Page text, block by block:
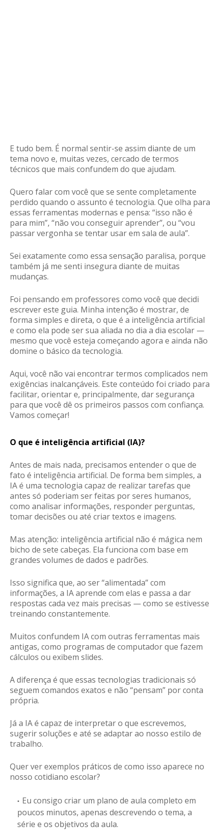
E tudo bem. É normal sentir-se assim diante de um
tema novo e, muitas vezes, cercado de termos
técnicos que mais confundem do que ajudam.
Quero falar com você que se sente completamente
perdido quando o assunto é tecnologia. Que olha para
essas ferramentas modernas e pensa: “isso não é
para mim”, “não vou conseguir aprender”, ou “vou
passar vergonha se tentar usar em sala de aula”.
Sei exatamente como essa sensação paralisa, porque
também já me senti insegura diante de muitas
mudanças.
Foi pensando em professores como você que decidi
escrever este guia. Minha intenção é mostrar, de
forma simples e direta, o que é a inteligência artificial
e como ela pode ser sua aliada no dia a dia escolar —
mesmo que você esteja começando agora e ainda não
domine o básico da tecnologia.
Aqui, você não vai encontrar termos complicados nem
exigências inalcançáveis. Este conteúdo foi criado para
facilitar, orientar e, principalmente, dar segurança
para que você dê os primeiros passos com confiança.
Vamos começar!
O que é inteligência artificial (IA)?
Antes de mais nada, precisamos entender o que de
fato é inteligência artificial. De forma bem simples, a
IA é uma tecnologia capaz de realizar tarefas que
antes só poderiam ser feitas por seres humanos,
como analisar informações, responder perguntas,
tomar decisões ou até criar textos e imagens.
Mas atenção: inteligência artificial não é mágica nem
bicho de sete cabeças. Ela funciona com base em
grandes volumes de dados e padrões.
Isso significa que, ao ser “alimentada” com
informações, a IA aprende com elas e passa a dar
respostas cada vez mais precisas — como se estivesse
treinando constantemente.
Muitos confundem IA com outras ferramentas mais
antigas, como programas de computador que fazem
cálculos ou exibem slides.
A diferença é que essas tecnologias tradicionais só
seguem comandos exatos e não “pensam” por conta
própria.
Já a IA é capaz de interpretar o que escrevemos,
sugerir soluções e até se adaptar ao nosso estilo de
trabalho.
Quer ver exemplos práticos de como isso aparece no
nosso cotidiano escolar?
Eu consigo criar um plano de aula completo em
poucos minutos, apenas descrevendo o tema, a
série e os objetivos da aula.